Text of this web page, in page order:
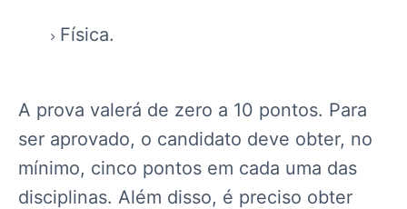
Física.
A prova valerá de zero a 10 pontos. Para
ser aprovado, o candidato deve obter, no
mínimo, cinco pontos em cada uma das
disciplinas. Além disso, é preciso obter